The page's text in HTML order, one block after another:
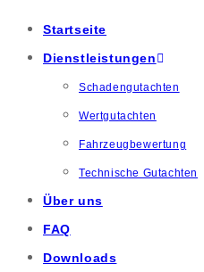
Startseite
Dienstleistungen
Schadengutachten
Wertgutachten
Fahrzeugbewertung
Technische Gutachten
Über uns
FAQ
Downloads